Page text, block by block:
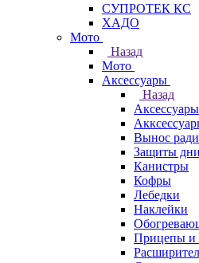
СУПРОТЕК КС
ХАДО
Мото
Назад
Мото
Аксессуары
Назад
Аксессуары
Вынос
Защиты
Канистры
Кофры
Лебедки
Наклейки
Прицепы и